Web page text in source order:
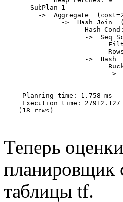
   SubPlan 1
->  Aggregate
->  Hash Join
Hash
->  Seq
->  Hash
->
Planning time: 1.758 ms
Execution time: 27912.127
(18 rows)
Теперь
планировщик
таблицы tf.